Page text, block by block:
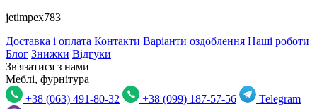
jetimpex783
Доставка і оплата Контакти Варіанти оздоблення Наші роботи
Блог Знижки Відгуки
Зв'язатися з нами
Меблі, фурнітура
+38 (063) 491-80-32
+38 (099) 187-57-56
Telegram